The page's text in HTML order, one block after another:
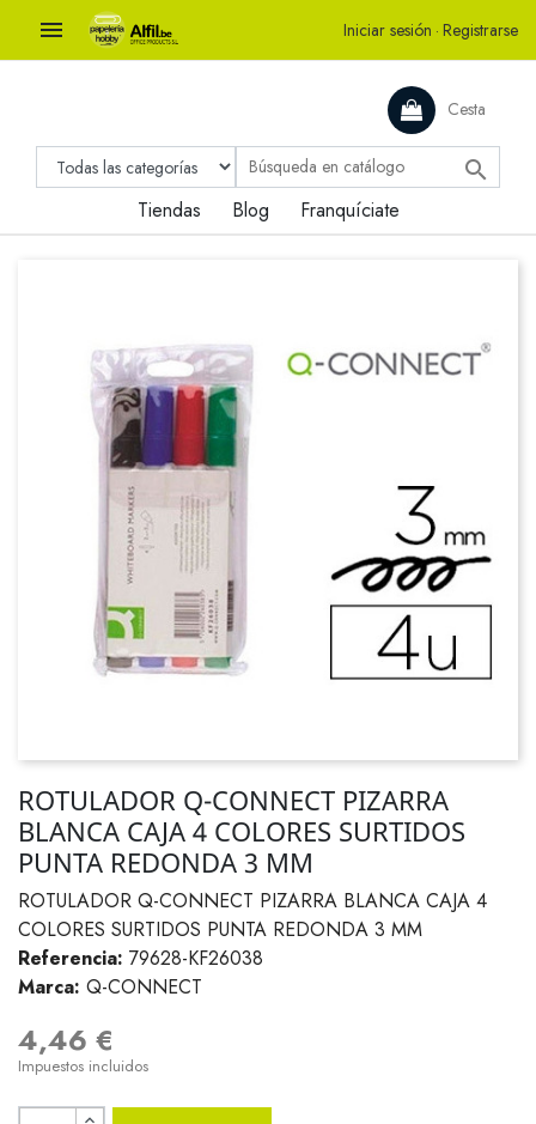
 Iniciar sesión · Registrarse
Cesta

Tiendas Blog Franquíciate
ROTULADOR Q-CONNECT PIZARRA
BLANCA CAJA 4 COLORES SURTIDOS
PUNTA REDONDA 3 MM
ROTULADOR Q-CONNECT PIZARRA BLANCA CAJA 4
COLORES SURTIDOS PUNTA REDONDA 3 MM
Referencia: 79628-KF26038
Marca: Q-CONNECT
4,46 €
Impuestos incluidos